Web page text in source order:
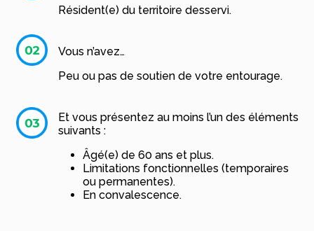
Résident(e) du territoire desservi.
Vous n’avez…
Peu ou pas de soutien de votre entourage.
Et vous présentez au moins l’un des éléments
suivants :
Âgé(e) de 60 ans et plus.
Limitations fonctionnelles (temporaires
ou permanentes).
En convalescence.